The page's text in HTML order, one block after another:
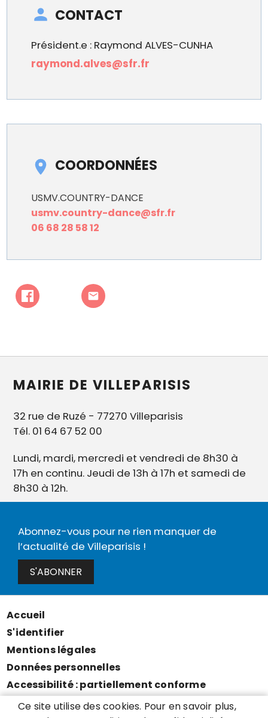
CONTACT
Président.e : Raymond ALVES-CUNHA
raymond.alves@sfr.fr
COORDONNÉES
USMV.COUNTRY-DANCE
usmv.country-dance@sfr.fr
06 68 28 58 12
MAIRIE DE VILLEPARISIS
32 rue de Ruzé - 77270 Villeparisis
Tél. 01 64 67 52 00
Lundi, mardi, mercredi et vendredi de 8h30 à
17h en continu. Jeudi de 13h à 17h et samedi de
8h30 à 12h.
Abonnez-vous pour ne rien manquer de
l’actualité de Villeparisis !
S'ABONNER
Menu
Pied
de
page
Accueil
S'identifier
Mentions légales
Données personnelles
Accessibilité : partiellement conforme
Cookies
Ce site utilise des cookies. Pour en savoir plus,